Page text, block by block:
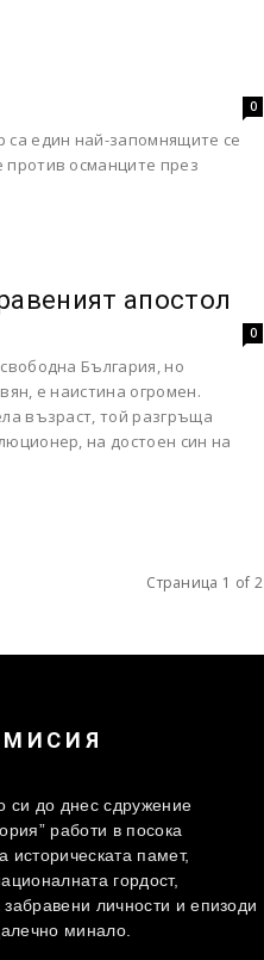
0
са един най-запомнящите се
османците през
апостол
0
България, но
е наистина огромен.
възраст, той разгръща
на достоен син на
Страница 1 of 2
си до днес сдружение
работи в посока
историческата памет,
гордост,
личности и епизоди
минало.